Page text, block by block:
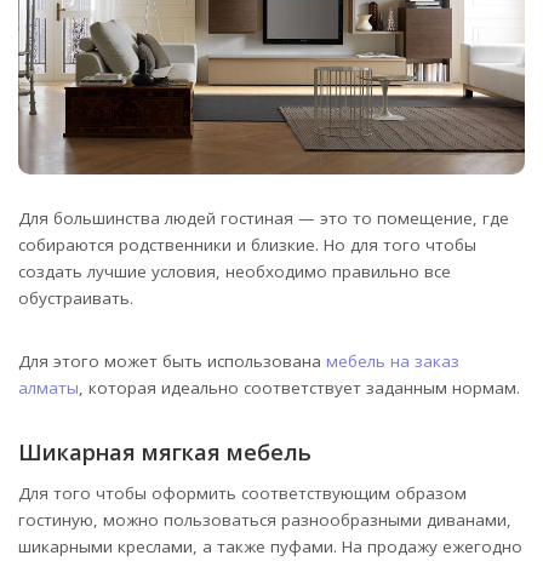
Для большинства людей гостиная — это то помещение, где
собираются родственники и близкие. Но для того чтобы
создать лучшие условия, необходимо правильно все
обустраивать.
Для этого может быть использована мебель на заказ
алматы, которая идеально соответствует заданным нормам.
Шикарная мягкая мебель
Для того чтобы оформить соответствующим образом
гостиную, можно пользоваться разнообразными диванами,
шикарными креслами, а также пуфами. На продажу ежегодно